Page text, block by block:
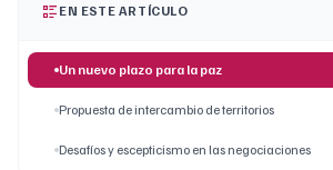
EN ESTE ARTÍCULO
Un nuevo plazo para la paz
Propuesta de intercambio de territorios
Desafíos y escepticismo en las negociaciones